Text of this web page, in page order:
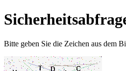
Bitte geben Sie die Zeichen aus dem